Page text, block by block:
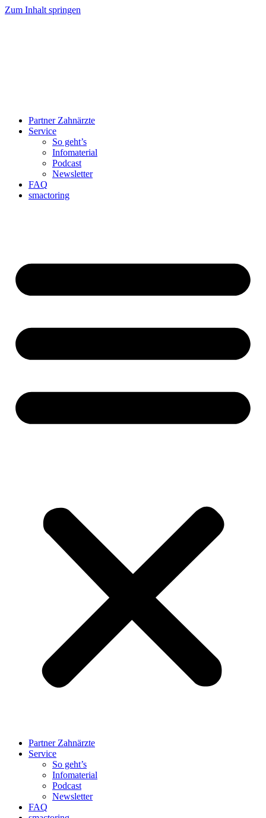
Zum Inhalt springen
Partner Zahnärzte
Service
So geht’s
Infomaterial
Podcast
Newsletter
FAQ
smactoring
Partner Zahnärzte
Service
So geht’s
Infomaterial
Podcast
Newsletter
FAQ